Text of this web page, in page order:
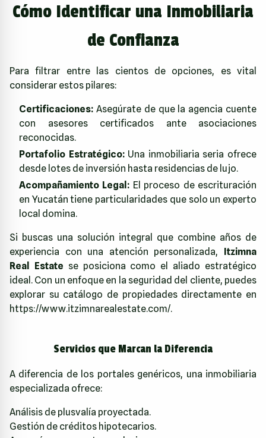
Cómo Identificar una Inmobiliaria
de Confianza
Para filtrar entre las cientos de opciones, es vital
considerar estos pilares:
Certificaciones: Asegúrate de que la agencia cuente
con asesores certificados ante asociaciones
reconocidas.
Portafolio Estratégico:Una inmobiliaria seria ofrece
desde lotes de inversión hasta residencias de lujo.
Acompañamiento Legal: El proceso de escrituración
en Yucatán tiene particularidades que solo un experto
local domina.
Si buscas una solución integral que combine años de
experiencia con una atención personalizada, Itzimna
Real Estate se posiciona como el aliado estratégico
ideal. Con un enfoque en la seguridad del cliente, puedes
explorar su catálogo de propiedades directamente en
https://www.itzimnarealestate.com/.
Servicios que Marcan la Diferencia
A diferencia de los portales genéricos, una inmobiliaria
especializada ofrece:
Análisis de plusvalía proyectada.
Gestión de créditos hipotecarios.